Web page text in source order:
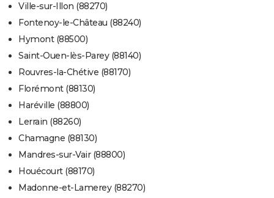
Ville-sur-Illon (88270)
Fontenoy-le-Château (88240)
Hymont (88500)
Saint-Ouen-lès-Parey (88140)
Rouvres-la-Chétive (88170)
Florémont (88130)
Haréville (88800)
Lerrain (88260)
Chamagne (88130)
Mandres-sur-Vair (88800)
Houécourt (88170)
Madonne-et-Lamerey (88270)